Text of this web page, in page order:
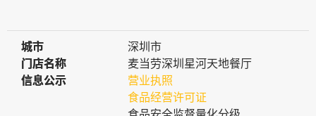
城市
城市
深圳市
门店名称
门店名称
麦当劳深圳星河天地餐厅
信息公示
信息公示
营业执照
食品经营许可证